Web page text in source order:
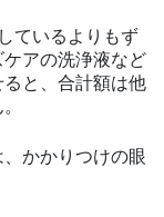
ているよりもず
アの洗浄液など
と、合計額は他
かかりつけの眼